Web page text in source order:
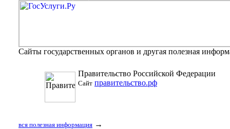
Сайты государственных органов и другая полезная
Правительство Российской Федерации
Сайт правительство.рф
вся полезная информация →